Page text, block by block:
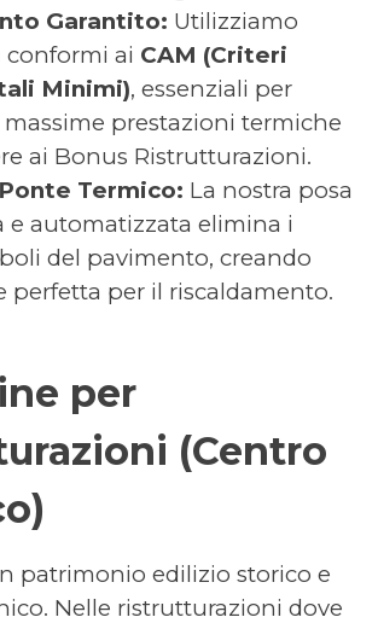
Garantito: Utilizziamo
conformi ai CAM (Criteri
Minimi), essenziali per
prestazioni termiche
ai Bonus Ristrutturazioni.
Termico: La nostra posa
e automatizzata elimina i
del pavimento, creando
perfetta per il riscaldamento.
per
(Centro
patrimonio edilizio storico e
Nelle ristrutturazioni dove